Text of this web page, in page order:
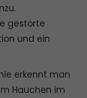
gestörte
und ein
erkennt man
Hauchen im